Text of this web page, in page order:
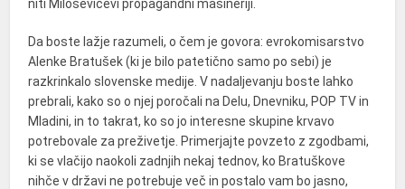
niti Miloševićevi propagandni mašineriji.
Da boste lažje razumeli, o čem je govora: evrokomisarstvo
Alenke Bratušek (ki je bilo patetično samo po sebi) je
razkrinkalo slovenske medije. V nadaljevanju boste lahko
prebrali, kako so o njej poročali na Delu, Dnevniku, POP TV in
Mladini, in to takrat, ko so jo interesne skupine krvavo
potrebovale za preživetje. Primerjajte povzeto z zgodbami,
ki se vlačijo naokoli zadnjih nekaj tednov, ko Bratuškove
nihče v državi ne potrebuje več in postalo vam bo jasno,